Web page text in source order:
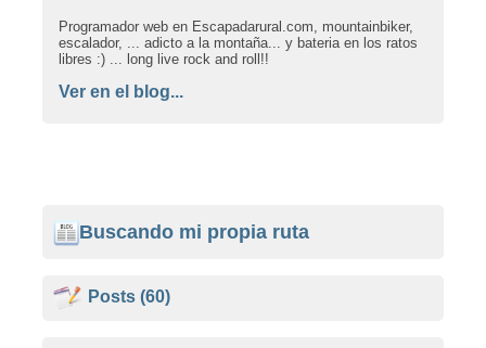
Programador web en Escapadarural.com, mountainbiker,
escalador, ... adicto a la montaña... y bateria en los ratos
libres :) ... long live rock and roll!!
Ver en el blog...
Buscando mi propia ruta
Posts (60)